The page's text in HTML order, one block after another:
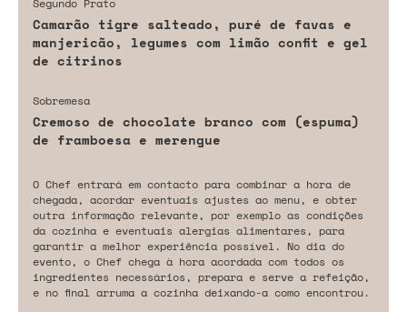
Camarão tigre salteado, puré de favas e
manjericão, legumes com limão confit e gel
de citrinos
Sobremesa
Cremoso de chocolate branco com (espuma)
de framboesa e merengue
O Chef entrará em contacto para combinar a hora de
chegada, acordar eventuais ajustes ao menu, e obter
outra informação relevante, por exemplo as condições
da cozinha e eventuais alergias alimentares, para
garantir a melhor experiência possível. No dia do
evento, o Chef chega à hora acordada com todos os
ingredientes necessários, prepara e serve a refeição,
e no final arruma a cozinha deixando-a como encontrou.